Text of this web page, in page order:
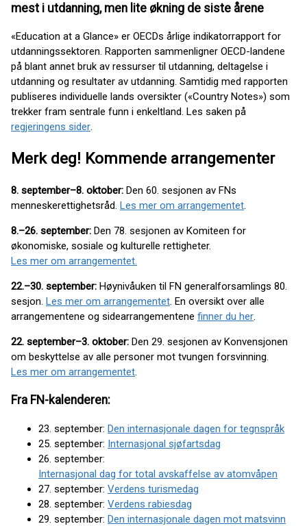
mest i utdanning, men lite økning de siste årene
«Education at a Glance» er OECDs årlige indikatorrapport for
utdanningssektoren. Rapporten sammenligner OECD-landene
på blant annet bruk av ressurser til utdanning, deltagelse i
utdanning og resultater av utdanning. Samtidig med rapporten
publiseres individuelle lands oversikter («Country Notes») som
trekker fram sentrale funn i enkeltland. Les saken på
regjeringens sider.
Merk deg! Kommende arrangementer
8. september–8. oktober: Den 60. sesjonen av FNs
menneskerettighetsråd. Les mer om arrangementet
8.–26. september: Den 78. sesjonen av Komiteen for
økonomiske, sosiale og kulturelle rettigheter.
Les mer om arrangementet.
22.–30. september: Høynivåuken til FN generalforsamlings 80.
sesjon. Les mer om arrangementet . En oversikt over alle
arrangementene og sidearrangementene finner du her
22. september–3. oktober: Den 29. sesjonen av Konvensjonen
om beskyttelse av alle personer mot tvungen forsvinning.
Les mer om arrangementet
Fra FN-kalenderen:
23. september: Den internasjonale dagen for tegnspråk
25. september: Internasjonal sjøfartsdag
26. september:
Internasjonal dag for total avskaffelse av atomvåpen
27. september: Verdens turismedag
28. september: Verdens rabiesdag
29. september: Den internasjonale dagen mot matsvinn